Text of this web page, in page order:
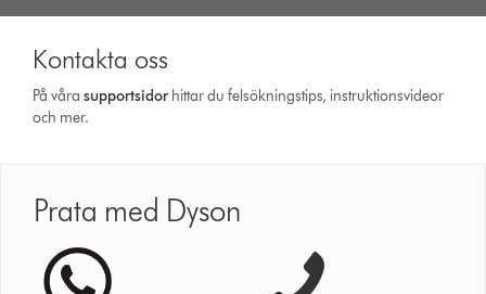
Kontakta oss
På vårasupport­sidor hittar du felsökningstips, instruktionsvideor
och mer.
Prata med Dyson